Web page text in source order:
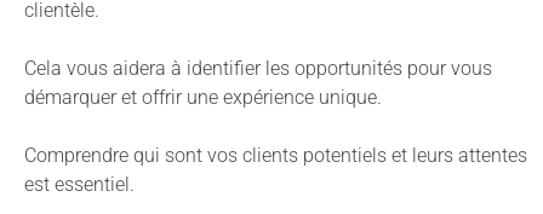
clientèle.
Cela vous aidera à identifier les opportunités pour vous
démarquer et offrir une expérience unique.
Comprendre qui sont vos clients potentiels et leurs attentes
est essentiel.